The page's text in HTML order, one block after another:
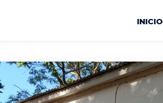
INICIO